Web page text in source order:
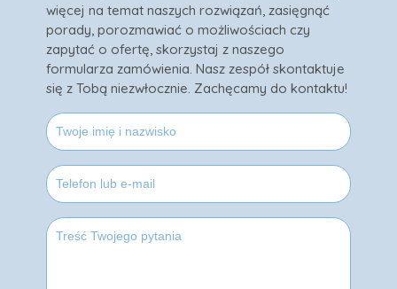
więcej na temat naszych rozwiązań, zasięgnąć
porady, porozmawiać o możliwościach czy
zapytać o ofertę, skorzystaj z naszego
formularza zamówienia. Nasz zespół skontaktuje
się z Tobą niezwłocznie. Zachęcamy do kontaktu!